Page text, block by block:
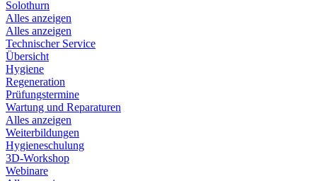
Solothurn
Alles anzeigen
Alles anzeigen
Technischer Service
Übersicht
Hygiene
Regeneration
Prüfungstermine
Wartung und Reparaturen
Alles anzeigen
Weiterbildungen
Hygieneschulung
3D-Workshop
Webinare